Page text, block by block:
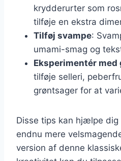
krydderurter som
tilføje en ekstra
Tilføj svampe:
umami-smag og
Eksperimentér med
tilføje selleri,
grøntsager for at
Disse tips kan hjælpe
endnu mere
version af denne